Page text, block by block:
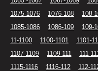
1075-1076
1076-108 108-
1085-1086
1086-109 109-
11-1100
1100-1101 1101-
1107-1109
1109-111 111-
1115-1116
1116-112 112-